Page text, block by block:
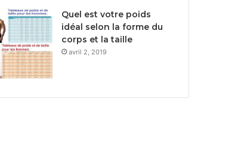
Quel est votre poids
idéal selon la forme du
corps et la taille
avril 2, 2019